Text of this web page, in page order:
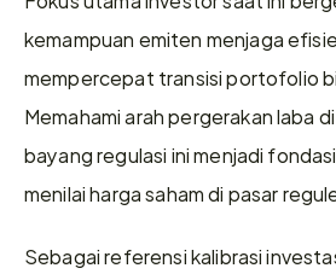
kemampuan emiten menjaga
mempercepat transisi portofolio
Memahami arah pergerakan laba
bayang regulasi ini menjadi
menilai harga saham di pasar
Sebagai referensi kalibrasi